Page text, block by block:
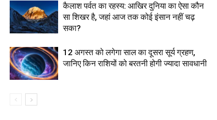
कैलाश पर्वत का रहस्य: आखिर दुनिया का ऐसा कौन
सा शिखर है, जहां आज तक कोई इंसान नहीं चढ़
सका?
12 अगस्त को लगेगा साल का दूसरा सूर्य ग्रहण,
जानिए किन राशियों को बरतनी होगी ज्यादा सावधानी